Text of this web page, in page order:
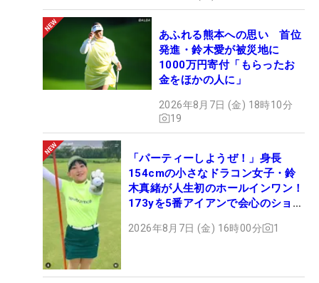
あふれる熊本への思い 首位
発進・鈴木愛が被災地に
1000万円寄付「もらったお
金をほかの人に」
2026年8月7日 (金) 18時10分
19
「パーティーしようぜ！」身長
154cmの小さなドラコン女子・鈴
木真緒が人生初のホールインワン！
173yを5番アイアンで会心のショッ
2026年8月7日 (金) 16時00分 1